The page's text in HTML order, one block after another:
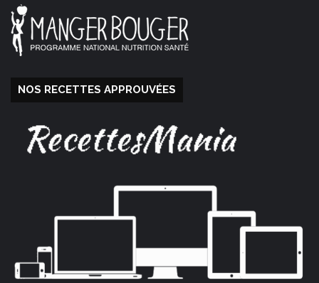
NOS RECETTES APPROUVÉES